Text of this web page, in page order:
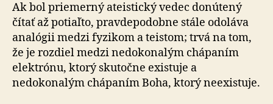
Ak bol priemerný ateistický vedec donútený
čítať až potiaľto, pravdepodobne stále odoláva
analógii medzi fyzikom a teistom; trvá na tom,
že je rozdiel medzi nedokonalým chápaním
elektrónu, ktorý skutočne existuje a
nedokonalým chápaním Boha, ktorý neexistuje.